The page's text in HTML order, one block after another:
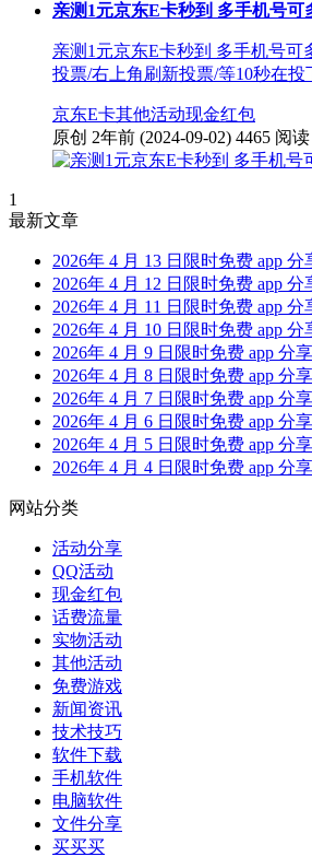
亲测1元京东E卡秒到 多手机号可
亲测1元京东E卡秒到 多手机号
投票/右上角刷新投票/等10秒在
京东E卡其他活动现金红包
原创 2年前 (2024-09-02) 4465 阅读
1
最新文章
2026年 4 月 13 日限时免费 app 分
2026年 4 月 12 日限时免费 app 分
2026年 4 月 11 日限时免费 app 分
2026年 4 月 10 日限时免费 app 分
2026年 4 月 9 日限时免费 app 分享
2026年 4 月 8 日限时免费 app 分享
2026年 4 月 7 日限时免费 app 分享
2026年 4 月 6 日限时免费 app 分享
2026年 4 月 5 日限时免费 app 分享
2026年 4 月 4 日限时免费 app 分享
网站分类
活动分享
QQ活动
现金红包
话费流量
实物活动
其他活动
免费游戏
新闻资讯
技术技巧
软件下载
手机软件
电脑软件
文件分享
买买买